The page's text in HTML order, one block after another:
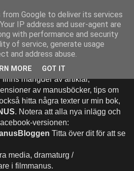
-
500 (!) inlägg med fokus på hur
mängder av artiklar,
av manusböcker, tips om
hitta några texter ur min bok,
. Notera att alla nya inlägg och
versionen:
Titta över dit för att se
media, dramaturg /
i filmmanus.
Google to deliver its services
IP address and user-agent are
with performance and security
of service, generate usage
and address abuse.
MORE GOT IT